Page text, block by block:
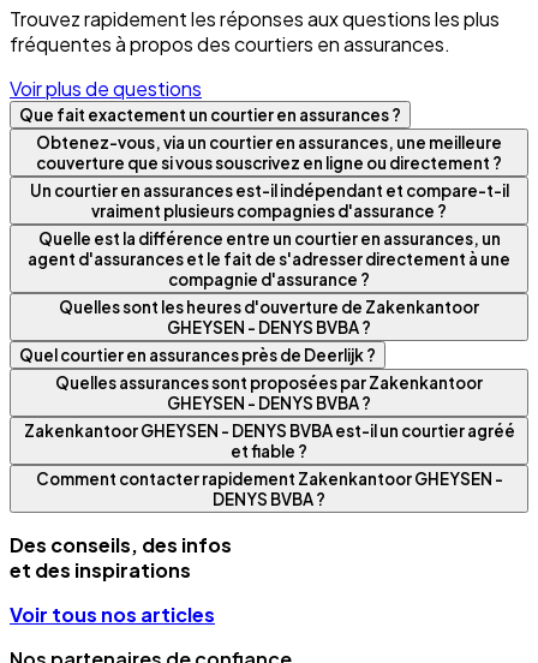
Trouvez rapidement les réponses aux questions les plus
fréquentes à propos des courtiers en assurances.
Voir plus de questions
Que fait exactement un courtier en assurances ?
Obtenez-vous, via un courtier en assurances, une meilleure
couverture que si vous souscrivez en ligne ou directement ?
Un courtier en assurances est-il indépendant et compare-t-il
vraiment plusieurs compagnies d'assurance ?
Quelle est la différence entre un courtier en assurances, un
agent d'assurances et le fait de s'adresser directement à une
compagnie d'assurance ?
Quelles sont les heures d'ouverture de Zakenkantoor
GHEYSEN - DENYS BVBA ?
Quel courtier en assurances près de Deerlijk ?
Quelles assurances sont proposées par Zakenkantoor
GHEYSEN - DENYS BVBA ?
Zakenkantoor GHEYSEN - DENYS BVBA est-il un courtier agréé
et fiable ?
Comment contacter rapidement Zakenkantoor GHEYSEN -
DENYS BVBA ?
Des conseils, des infos
et des inspirations
Voir tous nos articles